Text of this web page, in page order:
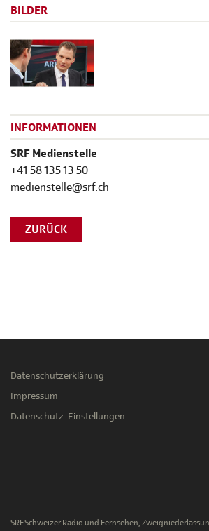
BILDER
INFORMATIONEN
SRF Medienstelle
+41 58 135 13 50
medienstelle@srf.ch
ZURÜCK
Datenschutzerklärung
Impressum
Datenschutz-Einstellungen
SRF Schweizer Radio und Fernsehen,